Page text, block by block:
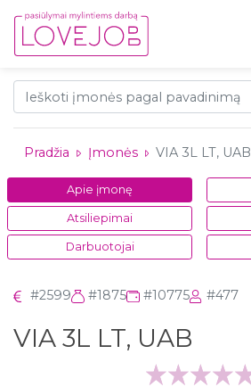
Pradžia Įmonės VIA 3L LT, UAB
Apie įmonę
Atsiliepimai
Darbuotojai
#2599 #1875 #10775 #477
VIA 3L LT, UAB